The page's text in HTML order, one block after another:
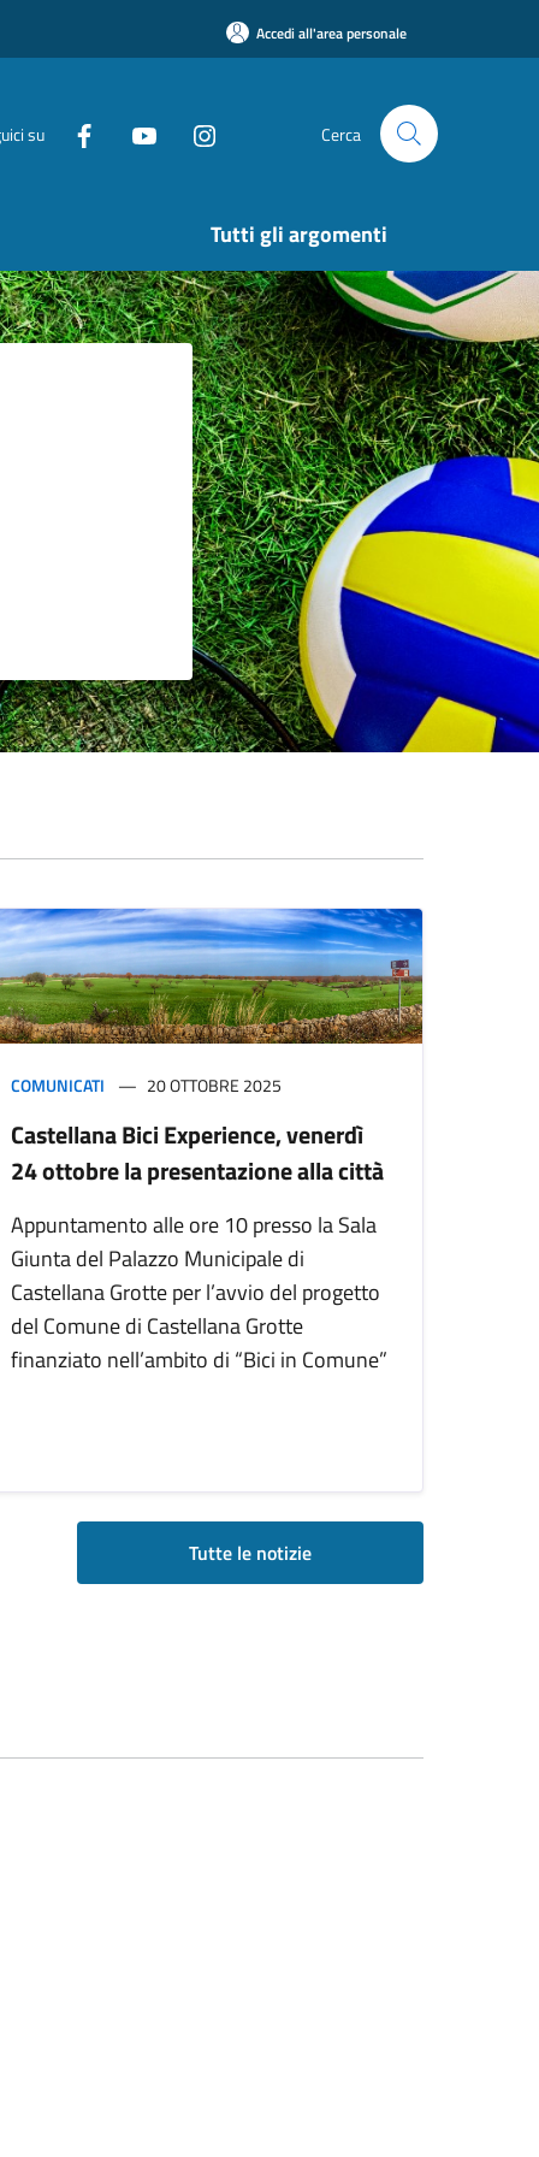
Accedi all'area personale
su Cerca
Tutti gli argomenti
COMUNICATI 20 OTTOBRE 2025
Castellana Bici Experience, venerdì
24 ottobre la presentazione alla città
Appuntamento alle ore 10 presso la Sala
Giunta del Palazzo Municipale di
Castellana Grotte per l’avvio del progetto
del Comune di Castellana Grotte
finanziato nell’ambito di “Bici in Comune”
Tutte le notizie